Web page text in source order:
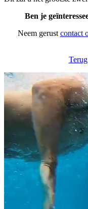
Ben je
Neem gerust contact